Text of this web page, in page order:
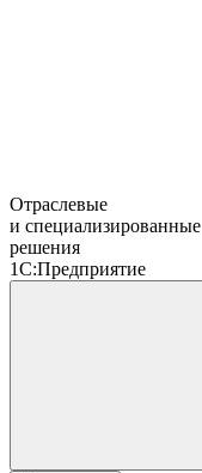
Отраслевые
и специализированные
решения
1С:Предприятие